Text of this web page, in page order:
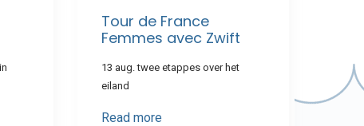
Tour de France
Femmes avec Zwift
13 aug. twee etappes over het
eiland
Read more